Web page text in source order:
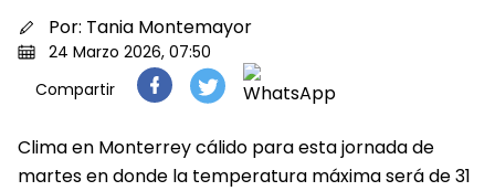
Por: Tania Montemayor
24 Marzo 2026, 07:50
Compartir
Clima en Monterrey cálido para esta jornada de
martes en donde la temperatura máxima será de 31